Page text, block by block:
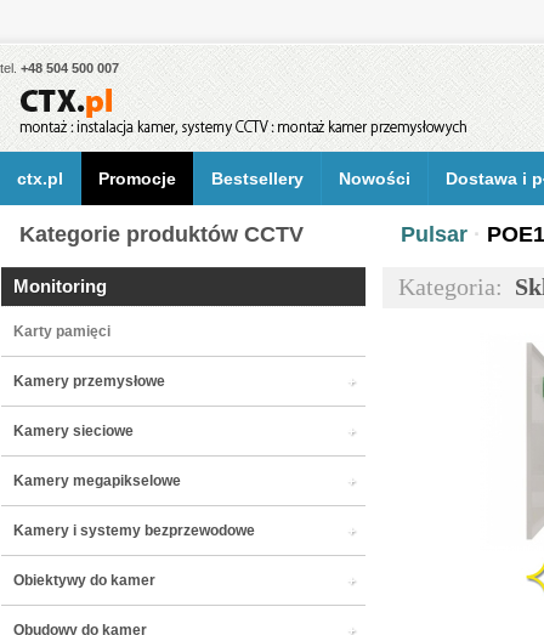
tel. +48 504 500 007
ctx.pl Promocje Bestsellery Nowości Dostawa i
Kategorie produktów CCTV
Monitoring
Karty pamięci
Kamery przemysłowe
Kamery sieciowe
Kamery megapikselowe
Kamery i systemy bezprzewodowe
Obiektywy do kamer
Obudowy do kamer
Pulsar ·
Kategoria: